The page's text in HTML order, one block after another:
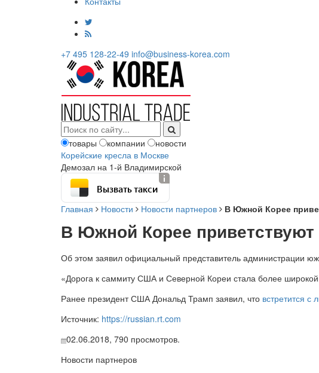
+7 495 128-22-49 info@business-korea.com
товары компании
новости
Корейские кресла в Москве
Демозал на 1-й Владимирской
Вызвать такси
Главная Новости Новости партнеров В Южной Корее
В Южной Корее
Об этом заявил официальный представитель администрации
«Дорога к саммиту США и Северной Кореи стала более
Ранее президент США Дональд Трамп заявил, что встретится
Источник: https://russian.rt.com
02.06.2018, 790 просмотров.
Новости партнеров